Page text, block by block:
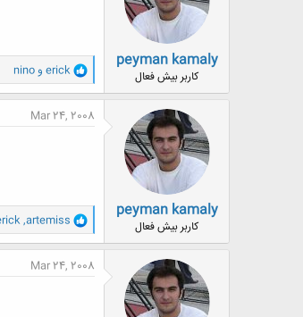
peyman kamaly
کاربر بیش فعال
و
ا
ک
ن
ش
erick و nino
peyman kamaly
کاربر بیش فعال
Mar 24, 2008
و
ا
ک
ن
ش
artemiss
,
Mar 24, 2008